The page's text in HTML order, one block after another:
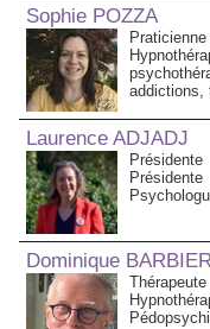
Sophie POZZA
addictions,
Laurence ADJADJ
Dominique